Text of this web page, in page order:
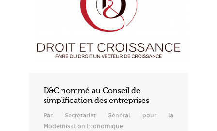
D&C nommé au Conseil de
simplification des entreprises
Par Secrétariat Général pour la
Modernisation Economique